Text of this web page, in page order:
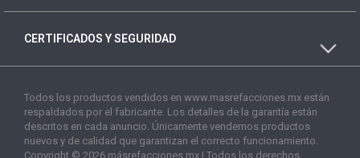
CERTIFICADOS Y SEGURIDAD
Todos los productos vendidos en www.masrefacciones.mx están
respaldados por el fabricante. Los detalles de la garantía están
descritos en cada anuncio. Únicamente vendemos productos
nuevos y de calidad que garantizan el correcto funcionamiento.
Copyright © 2026 másrefacciones.mx | Todos los derechos